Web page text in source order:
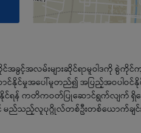
ခွင့်အလမ်းများဆိုင်ရာမူဝါဒကို စွဲကို
ာင်နိုင်မှုအပေါ်မူတည်၍ အပြည့်အဝပါဝ
င်ရန် ကတိကဝတ်ပြုဆောင်ရွက်လျက် ရှိနေ
င် မည်သည့်လူပုဂ္ဂိုလ်တစ်ဦးတစ်ယောက်ချ